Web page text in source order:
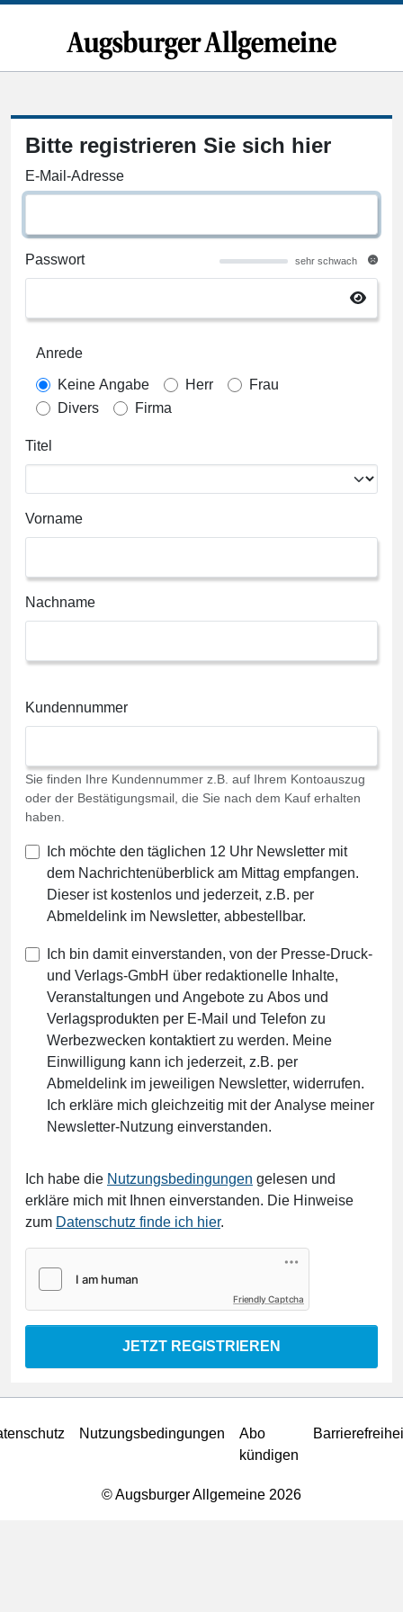
Bitte registrieren Sie sich hier
E-Mail-Adresse
Passwort sehr schwach
Anrede
Keine Angabe Herr
Frau
Divers
Firma
Titel
Vorname
Nachname
Kundennummer
Sie finden Ihre Kundennummer z.B. auf Ihrem Kontoauszug
oder der Bestätigungsmail, die Sie nach dem Kauf erhalten
haben.
Ich möchte den täglichen 12 Uhr Newsletter mit
dem Nachrichtenüberblick am Mittag empfangen.
Dieser ist kostenlos und jederzeit, z.B. per
Abmeldelink im Newsletter, abbestellbar.
Ich bin damit einverstanden, von der Presse-Druck-
und Verlags-GmbH über redaktionelle Inhalte,
Veranstaltungen und Angebote zu Abos und
Verlagsprodukten per E-Mail und Telefon zu
Werbezwecken kontaktiert zu werden. Meine
Einwilligung kann ich jederzeit, z.B. per
Abmeldelink im jeweiligen Newsletter, widerrufen.
Ich erkläre mich gleichzeitig mit der Analyse meiner
Newsletter-Nutzung einverstanden.
Ich habe die Nutzungsbedingungen gelesen und
erkläre mich mit Ihnen einverstanden. Die Hinweise
zum Datenschutz finde ich hier.
Friendly Captcha
JETZT REGISTRIEREN
Nutzungsbedingungen
Abo
kündigen
© Augsburger Allgemeine 2026